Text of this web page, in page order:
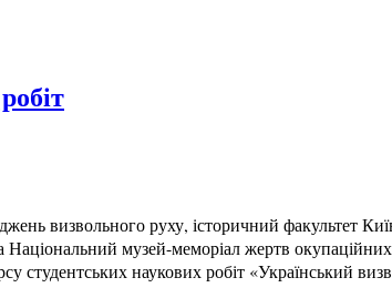
визвольного руху, історичний факультет
Національний музей-меморіал жертв
студентських наукових робіт «Український